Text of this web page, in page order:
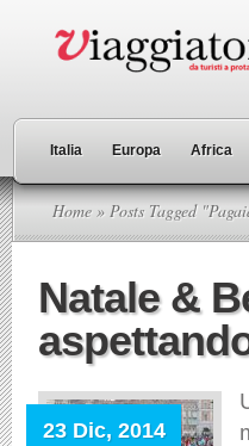
Italia Europa Africa
Home » Posts Tagged
Natale &
23 Dic, 2014